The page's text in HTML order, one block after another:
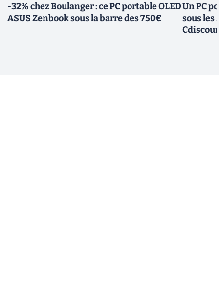
-32% chez Boulanger : ce PC portable OLED
ASUS Zenbook sous la barre des 750€
Un PC
sous les